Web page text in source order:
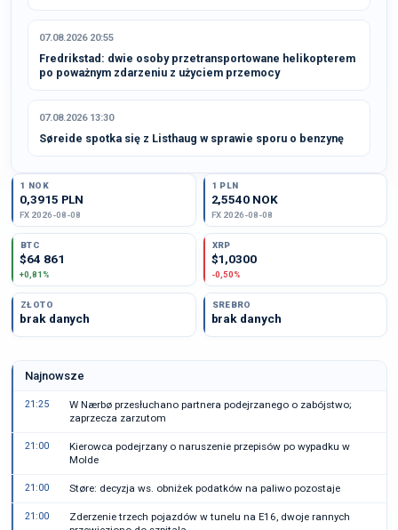
07.08.2026 20:55
Fredrikstad: dwie osoby przetransportowane helikopterem
po poważnym zdarzeniu z użyciem przemocy
07.08.2026 13:30
Søreide spotka się z Listhaug w sprawie sporu o benzynę
1 NOK
0,3915 PLN
FX 2026-08-08
1 PLN
2,5540 NOK
FX 2026-08-08
BTC
$64 861
+0,81%
XRP
$1,0300
-0,50%
ZŁOTO
brak danych
SREBRO
brak danych
Najnowsze
21:25
W Nærbø przesłuchano partnera podejrzanego o zabójstwo;
zaprzecza zarzutom
21:00
Kierowca podejrzany o naruszenie przepisów po wypadku w
Molde
21:00 Støre: decyzja ws. obniżek podatków na paliwo pozostaje
21:00
Zderzenie trzech pojazdów w tunelu na E16, dwoje rannych